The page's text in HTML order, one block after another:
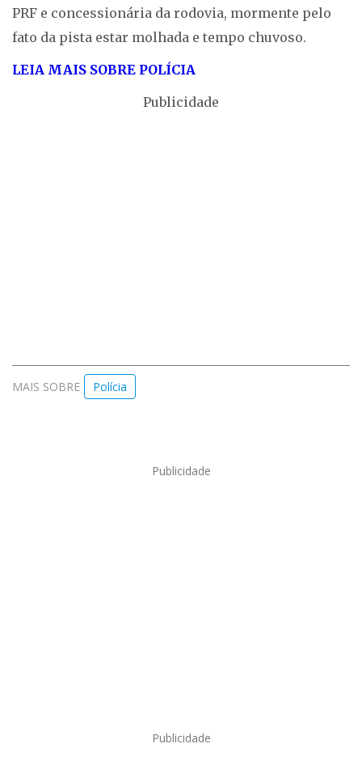
PRF e concessionária da rodovia, mormente pelo
fato da pista estar molhada e tempo chuvoso.
LEIA MAIS SOBRE POLÍCIA
Publicidade
MAIS SOBRE Polícia
Publicidade
Publicidade